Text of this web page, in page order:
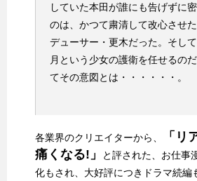
していた本田が誰にも告げずに
のは、かつて粛清して改心させ
デューサー・更木だった。そし
月という少女の護衛を任せるの
てその意図とは・・・・・・。
各業界のクリエイターから、
「リ
痛くなる!」
と評された、お仕事
化もされ、大好評につきドラマ続編